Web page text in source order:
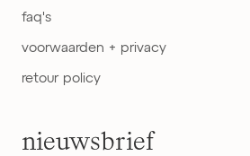
faq's
voorwaarden + privacy
retour policy
nieuwsbrief